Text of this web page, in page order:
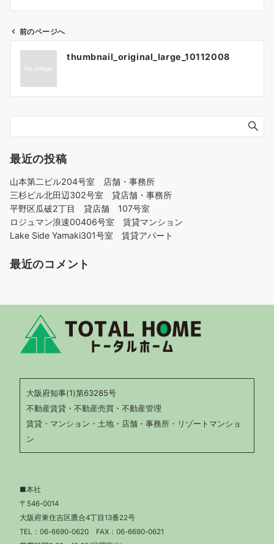
シ
ョ
前のページへ
thumbnail_original_large_10112008
最近の投稿
山本第二ビル204号室 店舗・事務所
三杉ビル北田辺302号室 貸店舗・事務所
平野区瓜破2丁目 貸店舗 107号室
ロジュマン浪速00406号室 賃貸マンション
Lake Side Yamaki301号室 賃貸アパート
最近のコメント
大阪府知事(1)第63285号
不動産賃貸・不動産売買・不動産管理
賃貸・マンション・土地・店舗・事務所・リゾートマンショ
ン
■本社
〒546-0014
大阪府東住吉区鷹合4丁目13番22号
TEL： 06-6690-0620 FAX：06-6690-0621